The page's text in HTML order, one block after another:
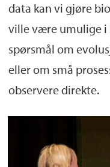
data kan vi gjøre
ville være umulige i
spørsmål om
eller om små
observere direkte.